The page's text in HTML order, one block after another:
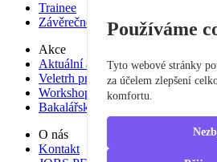
Trainee
Závěrečné práce
Akce
Aktuální akce
Veletrh pracovních příležitostí
Workshop studium pro praxi
Bakalářská praxe
O nás
Kontakt
Používáme
Tyto webové stránky
za účelem zlepšení
komfortu.